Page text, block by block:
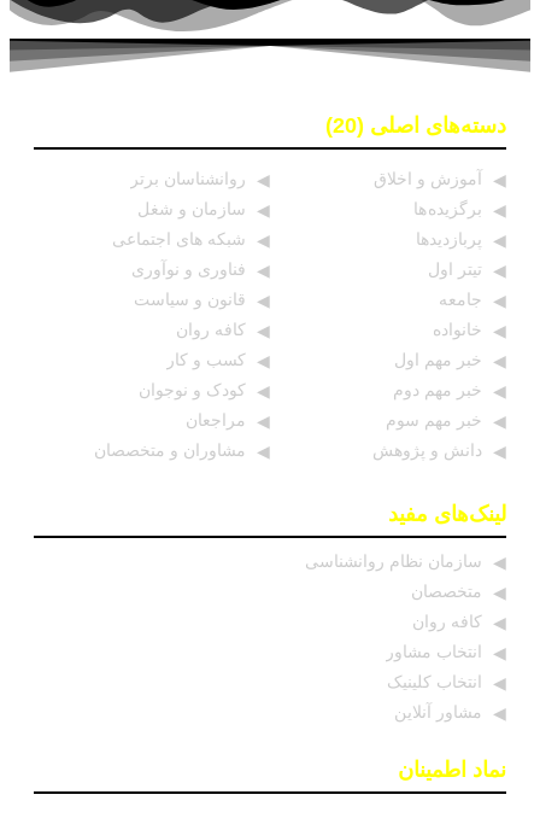
دسته‌های اصلی (20)
آموزش و اخلاق
برگزیده ها
پربازدیدها
تیتر اول
جامعه
خانواده
خبر مهم اول
خبر مهم دوم
خبر مهم سوم
دانش و پژوهش
روانشناسان برتر
سازمان و شغل
شبکه های اجتماعی
فناوری و نوآوری
قانون و سیاست
کافه روان
کسب و کار
کودک و نوجوان
مراجعان
مشاوران و متخصصان
لینک‌های مفید
سازمان نظام روانشناسی
متخصصان
کافه روان
انتخاب مشاور
انتخاب کلینیک
مشاور آنلاین
نماد اطمینان